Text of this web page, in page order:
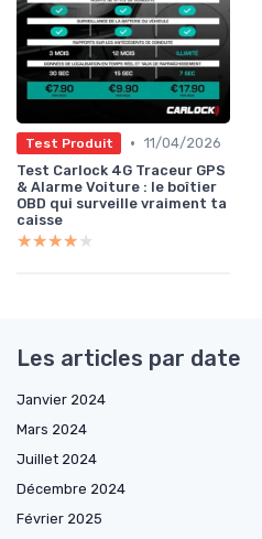
Test Produit • 11/04/2026
Test Carlock 4G Traceur GPS
& Alarme Voiture : le boîtier
OBD qui surveille vraiment ta
caisse
★★★★★
★★★★★
Les articles par date
Janvier 2024
Mars 2024
Juillet 2024
Décembre 2024
Février 2025